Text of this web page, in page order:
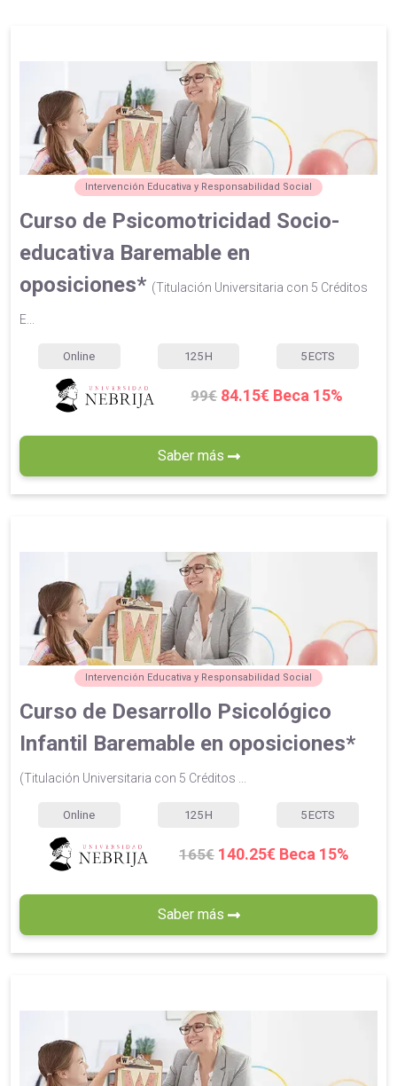
Intervención Educativa y Responsabilidad Social
Curso de Psicomotricidad Socio-
educativa Baremable en
oposiciones* (Titulación Universitaria con 5 Créditos
E...
Online 125 H 5 ECTS
99€ 84.15€ Beca 15%
Saber más
Intervención Educativa y Responsabilidad Social
Curso de Desarrollo Psicológico
Infantil Baremable en oposiciones*
(Titulación Universitaria con 5 Créditos ...
Online 125 H 5 ECTS
165€ 140.25€ Beca 15%
Saber más